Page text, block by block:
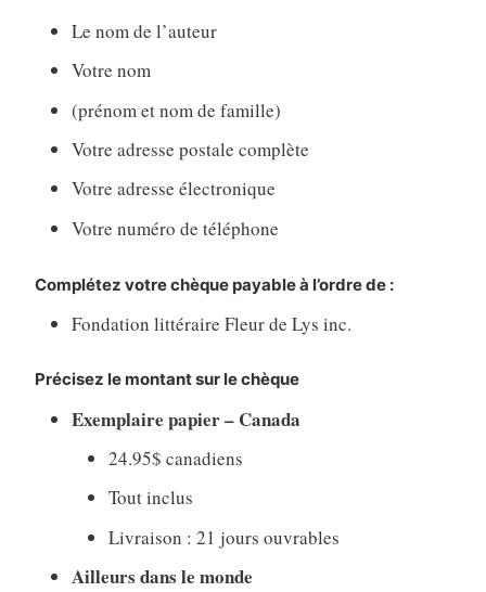
Le nom de l’auteur
Votre nom
(prénom et nom de famille)
Votre adresse postale complète
Votre adresse électronique
Votre numéro de téléphone
Complétez votre chèque payable à l’ordre de :
Fondation littéraire Fleur de Lys inc.
Précisez le montant sur le chèque
Exemplaire papier – Canada
24.95$ canadiens
Tout inclus
Livraison : 21 jours ouvrables
Ailleurs dans le monde